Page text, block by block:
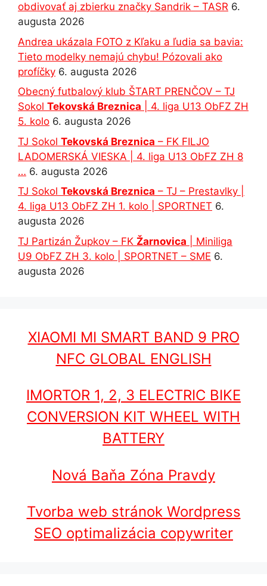
obdivovať aj zbierku značky Sandrik – TASR 6.
augusta 2026
Andrea ukázala FOTO z Kľaku a ľudia sa bavia:
Tieto modelky nemajú chybu! Pózovali ako
profíčky 6. augusta 2026
Obecný futbalový klub ŠTART PRENČOV – TJ
Sokol Tekovská Breznica | 4. liga U13 ObFZ ZH
5. kolo 6. augusta 2026
TJ Sokol Tekovská Breznica – FK FILJO
LADOMERSKÁ VIESKA | 4. liga U13 ObFZ ZH 8
… 6. augusta 2026
TJ Sokol Tekovská Breznica – TJ – Prestavlky |
4. liga U13 ObFZ ZH 1. kolo | SPORTNET 6.
augusta 2026
TJ Partizán Župkov – FK Žarnovica | Miniliga
U9 ObFZ ZH 3. kolo | SPORTNET – SME 6.
augusta 2026
XIAOMI MI SMART BAND 9 PRO
NFC GLOBAL ENGLISH
IMORTOR 1, 2, 3 ELECTRIC BIKE
CONVERSION KIT WHEEL WITH
BATTERY
Nová Baňa Zóna Pravdy
Tvorba web stránok Wordpress
SEO optimalizácia copywriter